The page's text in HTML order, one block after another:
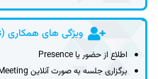
ویژگی های همکاری (Collaboration features)
اطلاع از حضور یا Presence
برگزاری جلسه به صورت آنلاین Online Meeting